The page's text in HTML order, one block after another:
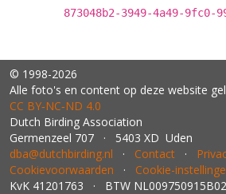
873048b2-3949-4a49-9fc0-
© 1998-2026
Alle foto's en content op deze website
CC BY‑NC‑ND 4.0
Dutch Birding Association
Germenzeel 707 · 5403 XD Uden
dba@dutchbirding.nl · Contact ·
Cookievoorwaarden · Cookie-
KvK 41201763 · BTW NL009750915B02